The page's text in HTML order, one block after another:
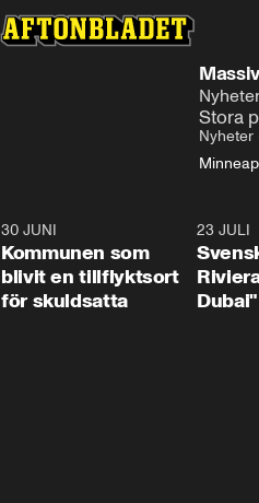
Stora
Nyheter
1:24
30 JUNI
Kommunen som
blivit en tillflyktsort
för skuldsatta
23 JULI
Dubai"